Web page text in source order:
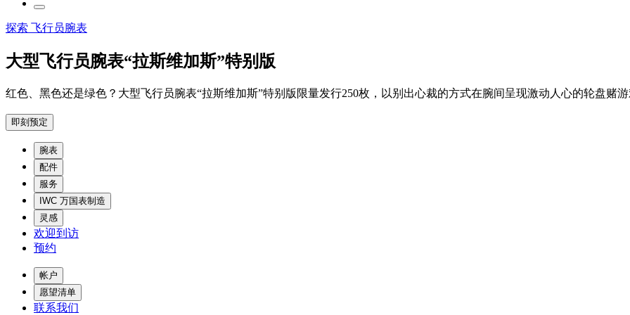
探索 飞行员腕表
大型飞行员腕表“拉斯维加斯”特别版
红色、黑色还是绿色？大型飞行员腕表“拉斯维加斯”特别版限量发行250枚，以别出心裁的方式在腕间呈现激动人心的轮盘赌
即刻预定
腕表
配件
服务
IWC 万国表制造
灵感
欢迎到访
预约
帐户
愿望清单
联系我们